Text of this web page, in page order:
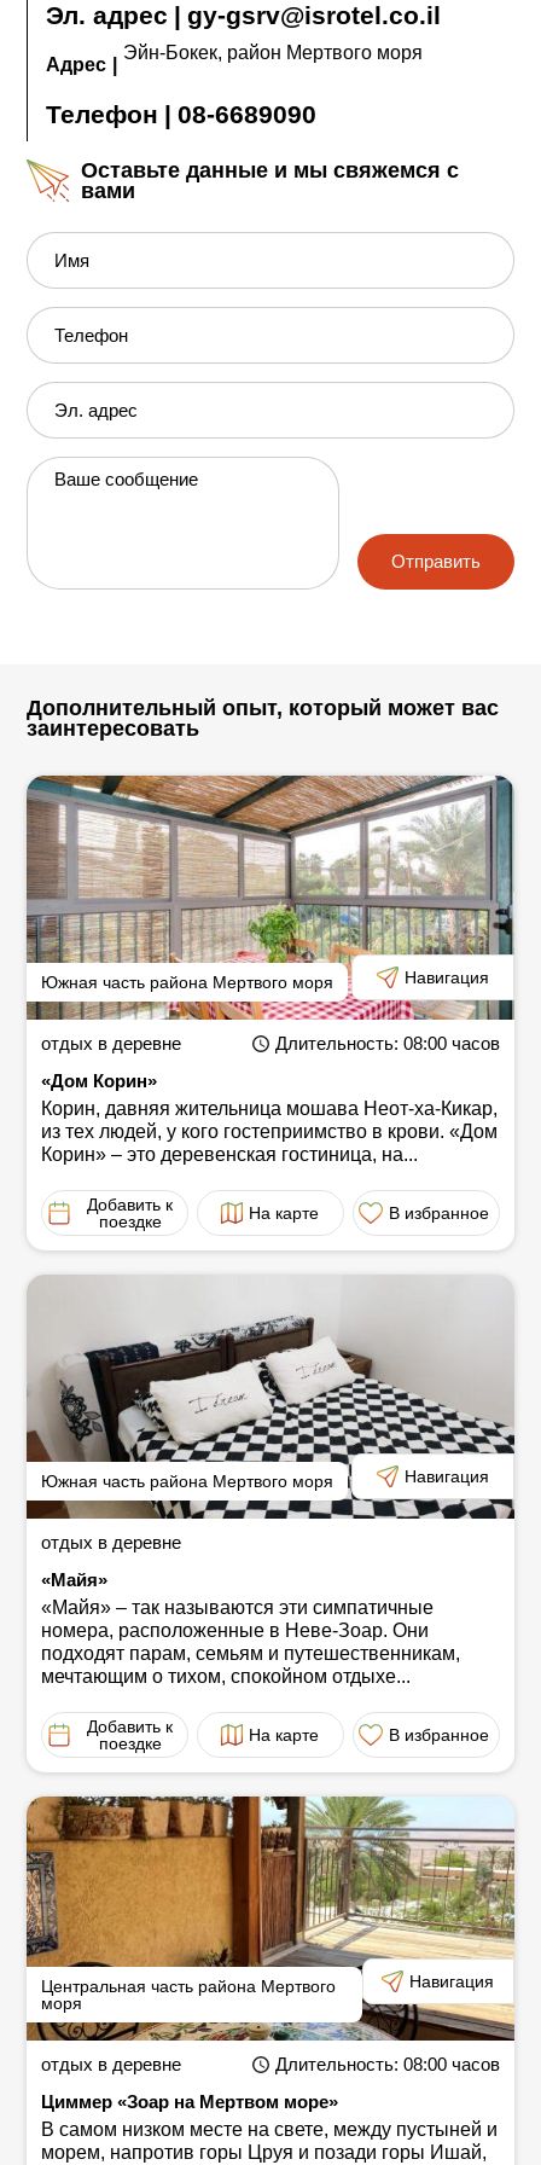
министерства здравоохранения, возможны
изменения в порядке предоставления тех или
иных услуг отеля. Необходимо выяснить у
представителей отеля, в каком объеме
оказываются услуги и насколько они доступны в
период вашего пребывания в отеле.
Эл. адрес | gy-gsrv@isrotel.co.il
Адрес
Эйн-Бокек, район Мертвого моря
Телефон | 08-6689090
Оставьте данные и мы свяжемся с
вами
Имя
Телефон
Эл. адрес
Ваше сообщение
Отправить
Дополнительный опыт, который может вас
заинтересовать
Южная часть района Мертвого моря Навигация
отдых в деревне Длительность: 08:00 часов
«Дом Корин»
Корин, давняя жительница мошава Неот-ха-Кикар,
из тех людей, у кого гостеприимство в крови. «Дом
Корин» ‒ это деревенская гостиница, на...
Добавить к
поездке
На карте В избранное
Южная часть района Мертвого моря Навигация
отдых в деревне
«Майя»
«Майя» ‒ так называются эти симпатичные
номера, расположенные в Неве-Зоар. Они
подходят парам, семьям и путешественникам,
мечтающим о тихом, спокойном отдыхе...
Добавить к
поездке
На карте В избранное
Центральная часть района Мертвого
моря
Навигация
отдых в деревне Длительность: 08:00 часов
Циммер «Зоар на Мертвом море»
В самом низком месте на свете, между пустыней и
морем, напротив горы Цруя и позади горы Ишай,